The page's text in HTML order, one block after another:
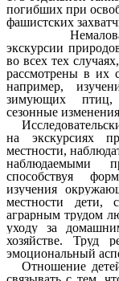
погибших при
фашистских
экскурсии
во всех тех
рассмотрены в их
например,
зимующих птиц,
сезонные
на экскурсиях
местности,
наблюдаемыми
способствуя
изучения
местности дети,
аграрным трудом
уходу за
хозяйстве. Труд
эмоциональный
Отношение